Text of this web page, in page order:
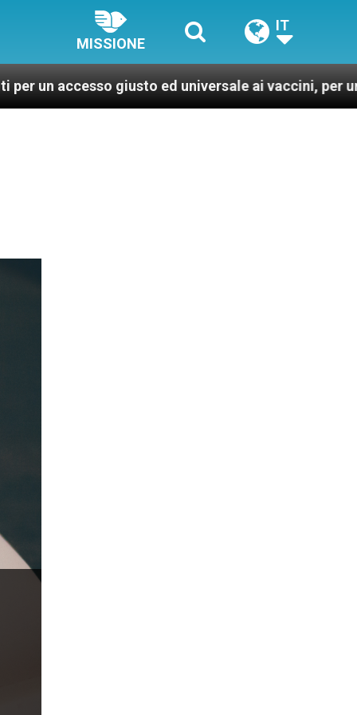
MISSIONE
IT
ed universale ai vaccini, per un mondo più